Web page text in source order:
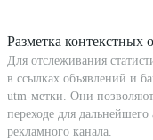
Разметка контекстных
Для отслеживания
в ссылках объявлений и
utm-метки. Они
переходе для
рекламного канала.